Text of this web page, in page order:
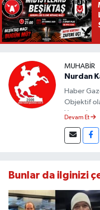
MUHABIR
Nurdan
Haber
Objektif
Devam Et
Bunlar da ilginizi